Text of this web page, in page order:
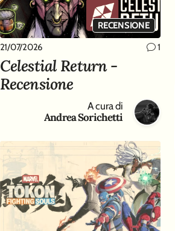
RECENSIONE
21/07/2026 1
Celestial Return -
Recensione
A cura di
Andrea Sorichetti